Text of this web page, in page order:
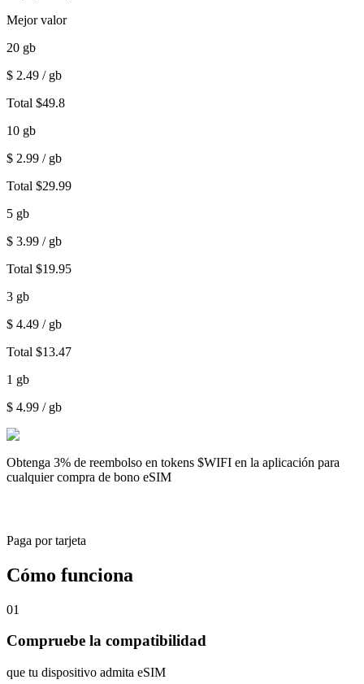
Mejor valor
20 gb
$ 2.49 / gb
Total $49.8
10 gb
$ 2.99 / gb
Total $29.99
5 gb
$ 3.99 / gb
Total $19.95
3 gb
$ 4.49 / gb
Total $13.47
1 gb
$ 4.99 / gb
Obtenga 3% de reembolso en tokens $WIFI en la aplicación para
cualquier compra de bono eSIM
Paga por tarjeta
Cómo funciona
01
Compruebe la compatibilidad
que tu dispositivo admita eSIM